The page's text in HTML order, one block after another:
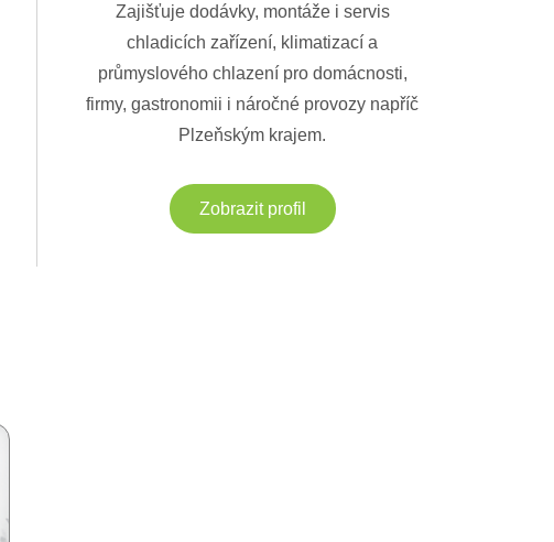
Zajišťuje dodávky, montáže i servis
chladicích zařízení, klimatizací a
průmyslového chlazení pro domácnosti,
firmy, gastronomii i náročné provozy napříč
Plzeňským krajem.
Zobrazit profil